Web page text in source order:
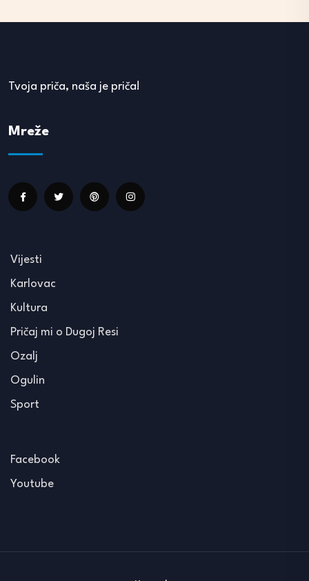
Tvoja priča, naša je priča!
Mreže
Vijesti
Karlovac
Kultura
Pričaj mi o Dugoj Resi
Ozalj
Ogulin
Sport
Facebook
Youtube